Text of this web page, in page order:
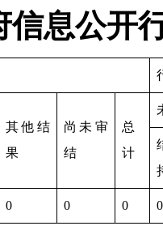
信息公开
其他结
果
尚未审
结
总
计
0 0 0 0